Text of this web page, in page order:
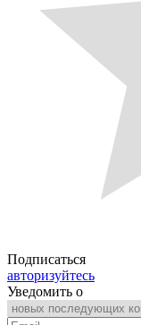
Подписаться
авторизуйтесь
Уведомить о